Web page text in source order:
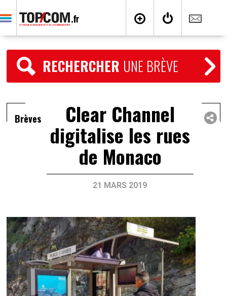
RECHERCHER UNE BRÈVE
Brèves Clear Channel
digitalise les rues
de Monaco
21 MARS 2019